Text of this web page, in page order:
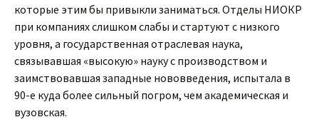
которые этим бы привыкли заниматься. Отделы НИОКР
при компаниях слишком слабы и стартуют с низкого
уровня, а государственная отраслевая наука,
связывавшая «высокую» науку с производством и
заимствовавшая западные нововведения, испытала в
90-е куда более сильный погром, чем академическая и
вузовская.